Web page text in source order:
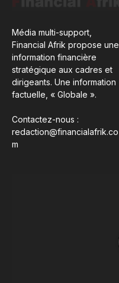
Média multi-support,
Financial Afrik propose une
information financière
stratégique aux cadres et
dirigeants. Une information
factuelle, « Globale ».
Contactez-nous :
redaction@financialafrik.co
m